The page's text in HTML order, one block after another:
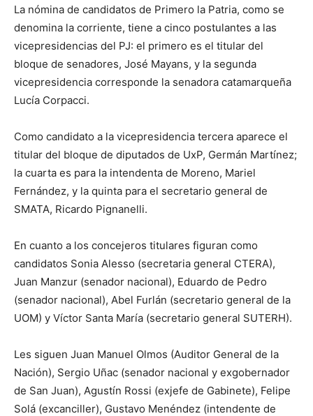
La nómina de candidatos de Primero la Patria, como se
denomina la corriente, tiene a cinco postulantes a las
vicepresidencias del PJ: el primero es el titular del
bloque de senadores, José Mayans, y la segunda
vicepresidencia corresponde la senadora catamarqueña
Lucía Corpacci.
Como candidato a la vicepresidencia tercera aparece el
titular del bloque de diputados de UxP, Germán Martínez;
la cuarta es para la intendenta de Moreno, Mariel
Fernández, y la quinta para el secretario general de
SMATA, Ricardo Pignanelli.
En cuanto a los concejeros titulares figuran como
candidatos Sonia Alesso (secretaria general CTERA),
Juan Manzur (senador nacional), Eduardo de Pedro
(senador nacional), Abel Furlán (secretario general de la
UOM) y Víctor Santa María (secretario general SUTERH).
Les siguen Juan Manuel Olmos (Auditor General de la
Nación), Sergio Uñac (senador nacional y exgobernador
de San Juan), Agustín Rossi (exjefe de Gabinete), Felipe
Solá (excanciller), Gustavo Menéndez (intendente de